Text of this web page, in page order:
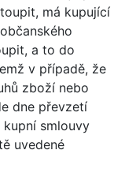
má kupující
a to do
v případě, že
zboží nebo
dne převzetí
smlouvy
uvedené